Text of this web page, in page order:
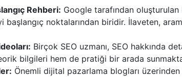
Rehberi: Google tarafından
noktalarından biridir. İlaveten,
Birçok SEO uzmanı, SEO hakkında
bilgileri hem de pratiği bir arada
Önemli dijital pazarlama blogları